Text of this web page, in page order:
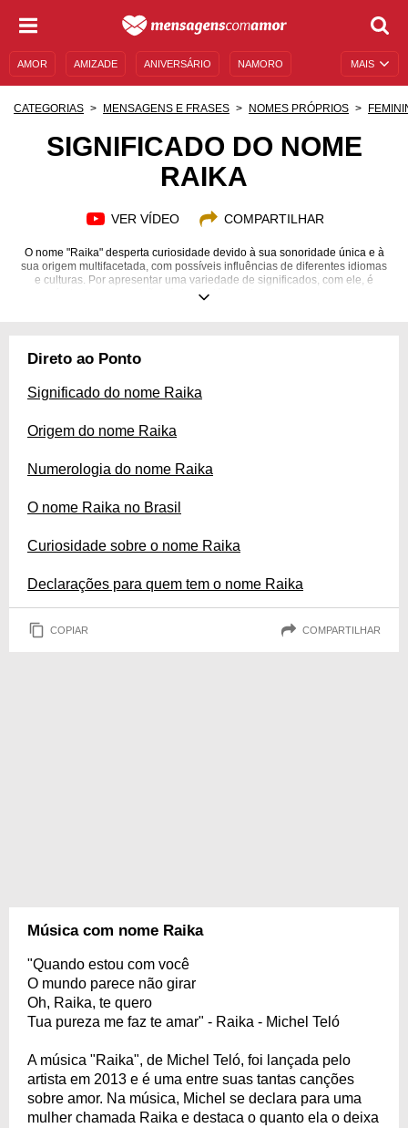
MAIS
AMOR AMIZADE ANIVERSÁRIO NAMORO
MENSAGENS DE ANIVERSÁRIO
CATEGORIAS MENSAGENS E FRASES NOMES PRÓPRIOS
SIGNIFICADO DO NOME
RAIKA
VER VÍDEO COMPARTILHAR
O nome "Raika" desperta curiosidade devido à sua sonoridade única e à
sua origem multifacetada, com possíveis influências de diferentes idiomas
e culturas. Por apresentar uma variedade de significados, com ele, é
possível criar composições únicas, além do fato de ser pouco comum,
sua popularidade no Brasil e no mundo. Você também encontrará
Direto ao Ponto
Significado do nome Raika
Origem do nome Raika
Numerologia do nome Raika
O nome Raika no Brasil
Curiosidade sobre o nome Raika
Declarações para quem tem o nome Raika
COPIAR COMPARTILHAR
Música com nome Raika
"Quando estou com você
O mundo parece não girar
Oh, Raika, te quero
Tua pureza me faz te amar" - Raika - Michel Teló
A música "Raika", de Michel Teló, foi lançada pelo
artista em 2013 e é uma entre suas tantas canções
sobre amor. Na música, Michel se declara para uma
mulher chamada Raika e destaca o quanto ela o deixa